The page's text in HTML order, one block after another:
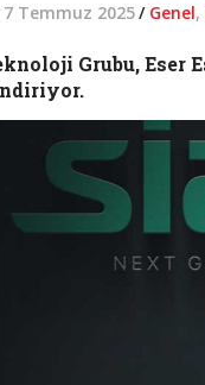
7 Temmuz 2025/ Genel,
Grubu,